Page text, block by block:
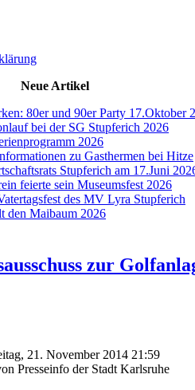
Neue Artikel
80er und 90er Party 17.Oktober
bei der SG Stupferich 2026
2026
zu Gasthermen bei Hitze
Stupferich am 17.Juni
feierte sein Museumsfest 2026
des MV Lyra Stupferich
den Maibaum 2026
zur
21. November 2014 21:59
Presseinfo der Stadt Karlsruhe